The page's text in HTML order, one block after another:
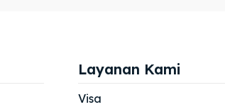
Layanan Kami
Visa